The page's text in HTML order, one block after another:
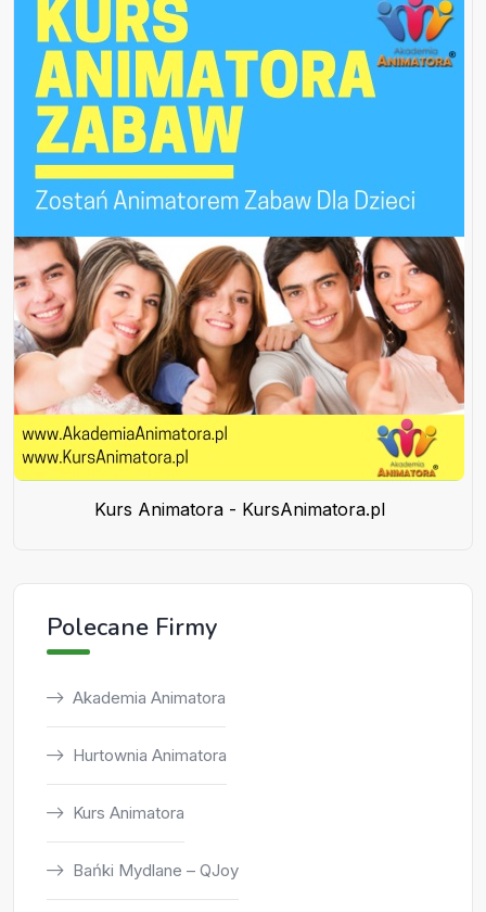
Kurs Animatora - KursAnimatora.pl
Polecane Firmy
Akademia Animatora
Hurtownia Animatora
Kurs Animatora
Bańki Mydlane – QJoy